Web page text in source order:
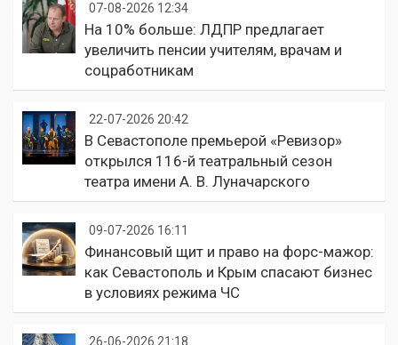
07-08-2026 12:34
На 10% больше: ЛДПР предлагает
увеличить пенсии учителям, врачам и
соцработникам
22-07-2026 20:42
В Севастополе премьерой «Ревизор»
открылся 116-й театральный сезон
театра имени А. В. Луначарского
09-07-2026 16:11
Финансовый щит и право на форс-мажор:
как Севастополь и Крым спасают бизнес
в условиях режима ЧС
26-06-2026 21:18